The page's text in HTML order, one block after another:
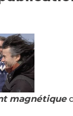
magnétique